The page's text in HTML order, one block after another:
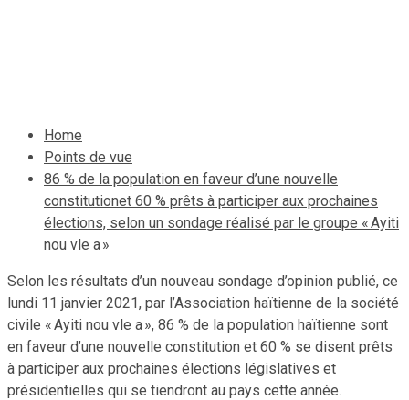
Home
Points de vue
86 % de la population en faveur d’une nouvelle
constitutionet 60 % prêts à participer aux prochaines
élections, selon un sondage réalisé par le groupe « Ayiti
nou vle a »
Selon les résultats d’un nouveau sondage d’opinion publié, ce
lundi 11 janvier 2021, par l’Association haïtienne de la société
civile « Ayiti nou vle a », 86 % de la population haïtienne sont
en faveur d’une nouvelle constitution et 60 % se disent prêts
à participer aux prochaines élections législatives et
présidentielles qui se tiendront au pays cette année.